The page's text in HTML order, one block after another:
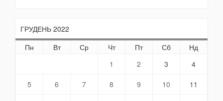
ГРУДЕНЬ 2022
Пн
Вт Ср Чт Пт Сб
Нд
1
2 3 4
5 6 7 8 9 10 11